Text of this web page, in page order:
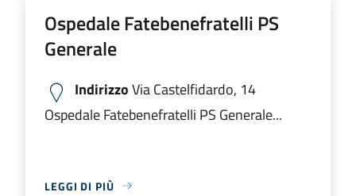
Ospedale Fatebenefratelli PS
Generale
IndirizzoVia Castelfidardo, 14
Ospedale Fatebenefratelli PS Generale...
LEGGI DI PIÙ